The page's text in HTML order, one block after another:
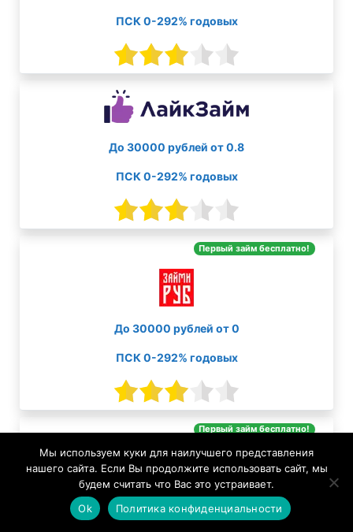
ПСК 0-292% годовых
До 30000 рублей от 0.8
ПСК 0-292% годовых
Первый займ бесплатно!
До 30000 рублей от 0
ПСК 0-292% годовых
Первый займ бесплатно!
До 100000 рублей от 0
Мы используем куки для наилучшего представления
нашего сайта. Если Вы продолжите использовать сайт, мы
будем считать что Вас это устраивает.
Ok
Политика конфиденциальности